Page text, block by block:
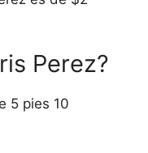
Perez?
5 pies 10